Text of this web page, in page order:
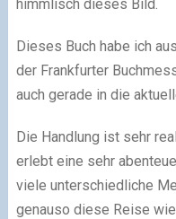
himmlisch dieses Bild.
Dieses Buch habe ich
der Frankfurter
auch gerade in die
Die Handlung ist sehr
erlebt eine sehr
viele unterschiedliche
genauso diese Reise